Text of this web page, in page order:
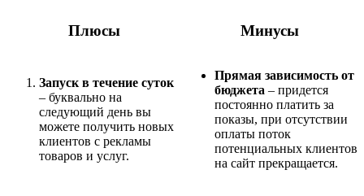
Плюсы Минусы
Запуск в течение суток
– буквально на
следующий день вы
можете получить новых
клиентов с рекламы
товаров и услуг.
Прямая зависимость от
бюджета – придется
постоянно платить за
показы, при отсутствии
оплаты поток
потенциальных клиентов
на сайт прекращается.